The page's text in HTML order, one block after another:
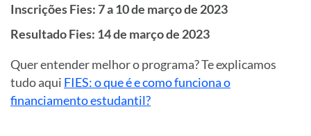
Inscrições Fies: 7 a 10 de março de 2023
Resultado Fies: 14 de março de 2023
Quer entender melhor o programa? Te explicamos
tudo aqui FIES: o que é e como funciona o
financiamento estudantil?